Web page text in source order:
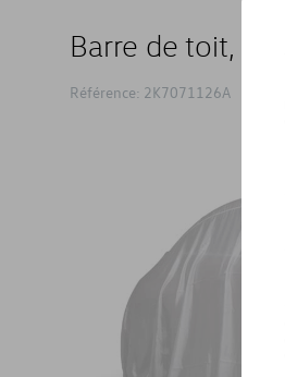
Barre de toit,
Référence: 2K7071126A